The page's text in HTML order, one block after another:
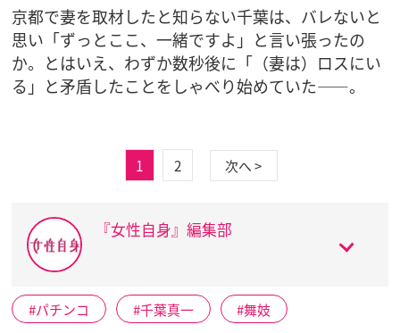
京都で妻を取材したと知らない千葉は、バレないと
思い「ずっとここ、一緒ですよ」と言い張ったの
か。とはいえ、わずか数秒後に「（妻は）ロスにい
る」と矛盾したことをしゃべり始めていた――。
1 2 次へ >
『女性自身』編集部
パチンコ 千葉真一 舞妓